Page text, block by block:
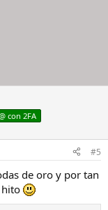
con 2FA
#5
de oro y por tan
hito